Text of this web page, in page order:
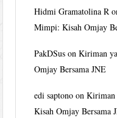
Hidmi Gramatolina R
Mimpi: Kisah Omjay
PakDSus onKiriman
Omjay Bersama JNE
edi saptono onKiriman
Kisah Omjay Bersama